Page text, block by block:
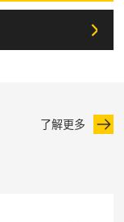
了解更多